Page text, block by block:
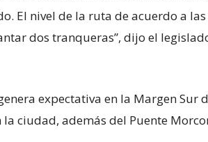
El nivel de la ruta de acuerdo a
dos tranqueras”, dijo el
expectativa en la Margen Sur
ciudad, además del Puente